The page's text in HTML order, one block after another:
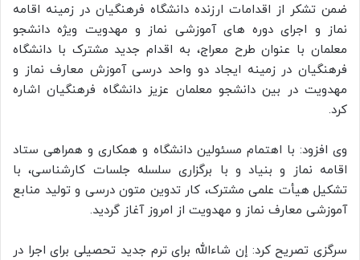
ضمن تشکر از اقدامات ارزنده دانشگاه فرهنگیان در زمینه اقامه
نماز و اجرای دوره های آموزشی نماز و مهدویت ویژه دانشجو
معلمان با عنوان طرح معراج، به اقدام جدید مشترک با دانشگاه
فرهنگیان در زمینه ایجاد دو واحد درسی آموزش معارف نماز و
مهدویت در بین دانشجو معلمان عزیز دانشگاه فرهنگیان اشاره
کرد.
وی افزود: با اهتمام مسئولین دانشگاه و همکاری و همراهی ستاد
اقامه نماز و بنیاد و با برگزاری سلسله جلسات کارشناسی، با
تشکیل هیأت علمی مشترک، کار تدوین متون درسی و تولید منابع
آموزشی معارف نماز و مهدویت از امروز آغاز گردید.
سرگزی تصریح کرد: إن شاءالله برای ترم جدید تحصیلی برای اجرا در